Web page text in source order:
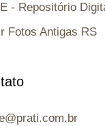
- Repositório
Fotos Antigas RS